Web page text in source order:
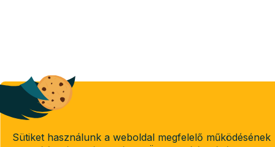
Sütiket használunk a weboldal megfelelő működésének